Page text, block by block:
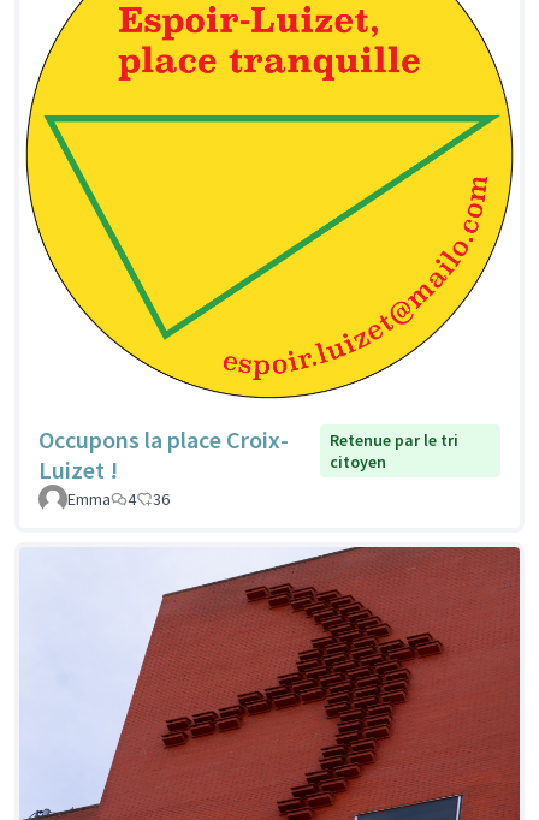
Occupons la place Croix-
Luizet !
Retenue par le tri
citoyen
Emma
4 36